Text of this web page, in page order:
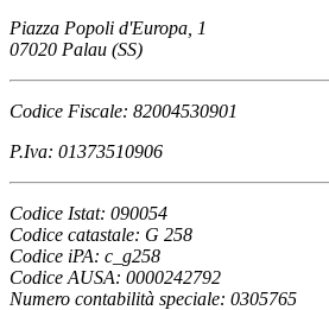
Piazza Popoli d'Europa, 1
07020 Palau (SS)
Codice Fiscale: 82004530901
P.Iva: 01373510906
Codice Istat: 090054
Codice catastale: G 258
Codice iPA: c_g258
Codice AUSA: 0000242792
Numero contabilità speciale: 0305765